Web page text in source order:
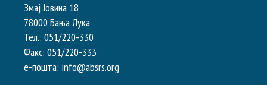
Змај Јовина 18
78000 Бања Лука
Тел.: 051/220-330
Факс: 051/220-333
e-пошта: info@absrs.org